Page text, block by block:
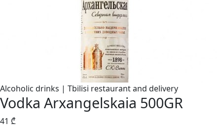
Alcoholic drinks | Tbilisi restaurant and delivery
Vodka Arxangelskaia 500GR
41 ₾